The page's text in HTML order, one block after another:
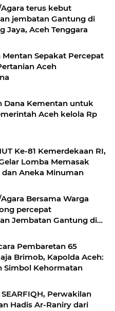
terus kebut
jembatan Gantung di
Jaya, Aceh Tenggara
Mentan Sepakat Percepat
Aceh
Dana Kementan untuk
Aceh kelola Rp
Ke-81 Kemerdekaan RI,
Lomba Memasak
dan Aneka Minuman
Bersama Warga
percepat
Jembatan Gantung di
Pembaretan 65
Brimob, Kapolda Aceh:
Simbol Kehormatan
Perwakilan
Hadis Ar-Raniry dari